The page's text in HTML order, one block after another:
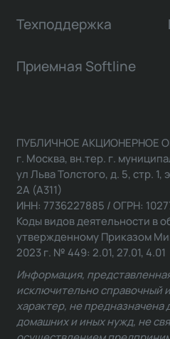
Техподдержка
Приемная Softline
ПУБЛИЧНОЕ АКЦИОНЕРНОЕ
г. Москва, вн.тер. г.
ул Льва Толстого, д. 5, стр.
2А (А311)
ИНН: 7736227885 / ОГРН:
Коды видов деятельности в
утвержденному Приказом
2023 г. № 449: 2.01, 27.01, 4.01
Информация,
исключительно справочный
характер, не предназначена
домашних и иных нужд, не